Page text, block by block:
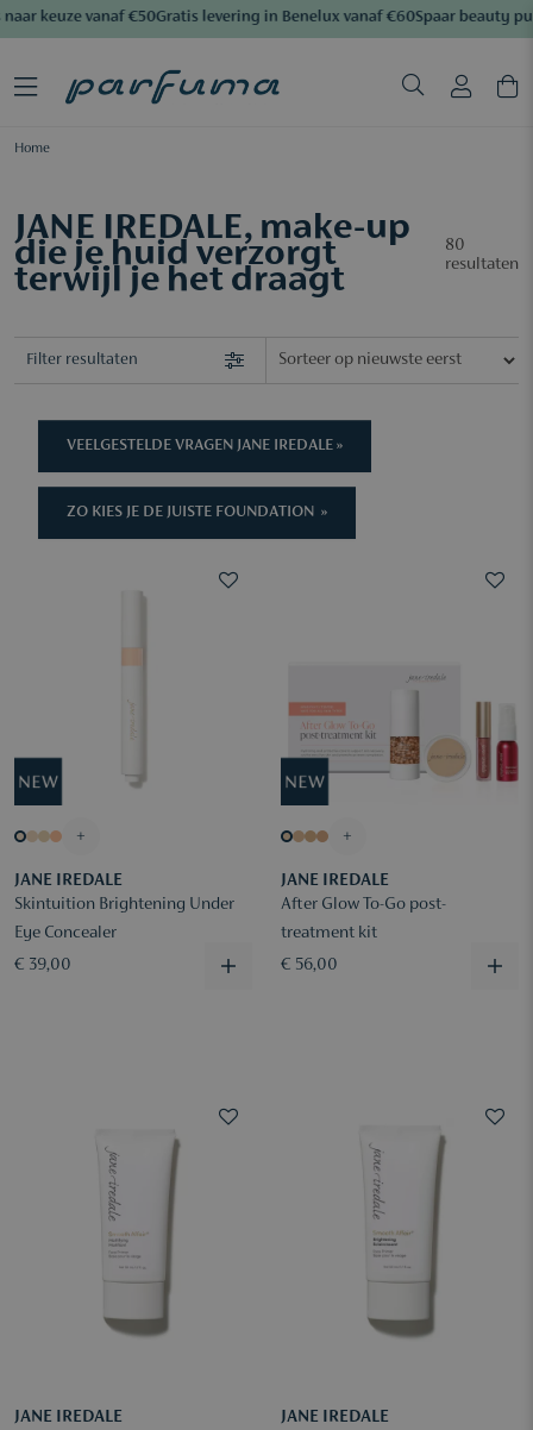
keuze vanaf €50Gratis levering in Benelux vanaf €60Spaar beauty
Home
JANE IREDALE, make-up
die je huid verzorgt
terwijl je het draagt
80
resultaten
Filter resultaten
VEELGESTELDE VRAGEN JANE IREDALE »
ZO KIES JE DE JUISTE FOUNDATION »
+
JANE IREDALE
Skintuition Brightening Under
Eye Concealer
€ 39,00
+
JANE IREDALE
After Glow To-Go post-
treatment kit
€ 56,00
JANE IREDALE
JANE IREDALE